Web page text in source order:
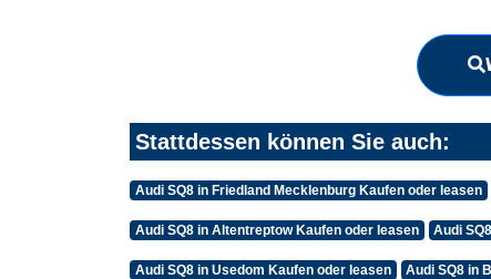
Stattdessen können Sie auch:
Audi SQ8 in Friedland Mecklenburg Kaufen oder leasen
Audi SQ8 in Altentreptow Kaufen oder leasen Audi
Audi SQ8 in Usedom Kaufen oder leasen Audi SQ8 in